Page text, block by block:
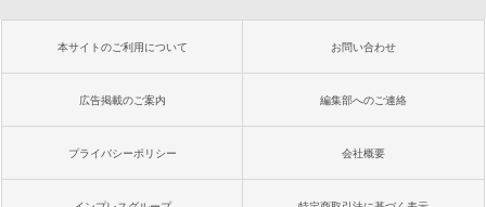
本サイトのご利用について お問い合わせ
広告掲載のご案内 編集部へのご連絡
プライバシーポリシー 会社概要